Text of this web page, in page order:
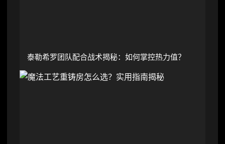
泰勒希罗团队配合战术揭秘：如何掌控热力值？